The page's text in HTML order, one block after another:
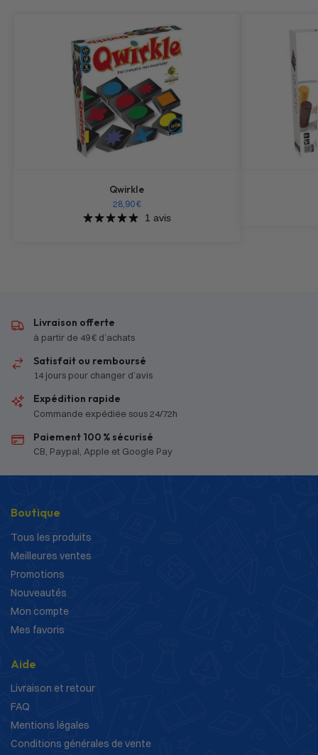
Qwirkle
28,90€
1 avis
Livraison offerte
à partir de 49 € d’achats
Satisfait ou remboursé
14 jours pour changer d’avis
Expédition rapide
Commande expédiée sous 24/72h
Paiement 100 % sécurisé
CB, Paypal, Apple et Google Pay
Boutique
Tous les produits
Meilleures ventes
Promotions
Nouveautés
Mon compte
Mes favoris
Aide
Livraison et retour
FAQ
Mentions légales
Conditions générales de vente